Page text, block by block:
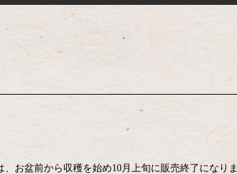
お盆前から収穫を始め10月上旬に販売終了になりま